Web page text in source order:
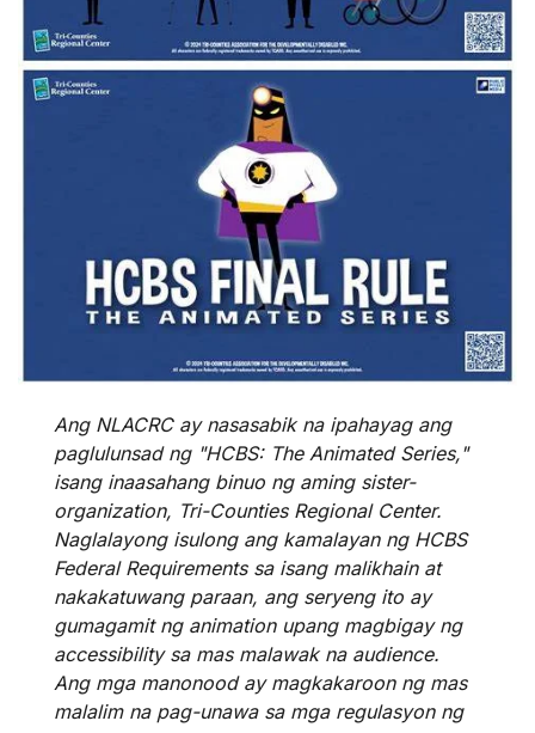
Ang NLACRC ay nasasabik na ipahayag ang
paglulunsad ng "HCBS: The Animated Series,"
isang inaasahang binuo ng aming sister-
organization, Tri-Counties Regional Center.
Naglalayong isulong ang kamalayan ng HCBS
Federal Requirements sa isang malikhain at
nakakatuwang paraan, ang seryeng ito ay
gumagamit ng animation upang magbigay ng
accessibility sa mas malawak na audience.
Ang mga manonood ay magkakaroon ng mas
malalim na pag-unawa sa mga regulasyon ng